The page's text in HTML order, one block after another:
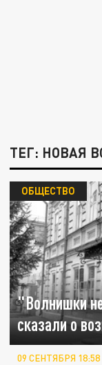
ТЕГ: НОВАЯ
"Волнишки
сказали о
ОБЩЕСТВО
09 СЕНТЯБРЯ 18:58